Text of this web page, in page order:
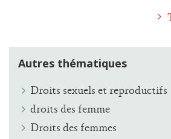
Autres thématiques
Droits sexuels et reproductifs
droits des femme
Droits des femmes